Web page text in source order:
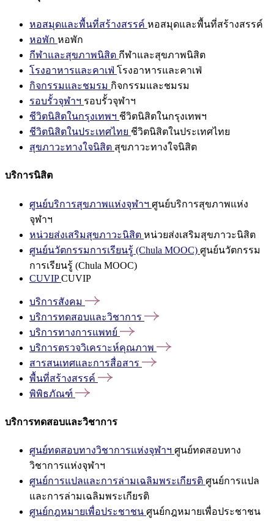
หอสมุดและพื้นที่สร้างสรรค์ หอสมุดและพื้นที่สร้างสรรค์
หอพัก หอพัก
กีฬาและสุขภาพนิสิต กีฬาและสุขภาพนิสิต
โรงอาหารและคาเฟ่ โรงอาหารและคาเฟ่
กิจกรรมและชมรม กิจกรรมและชมรม
รอบรั้วจุฬาฯ รอบรั้วจุฬาฯ
ชีวิตนิสิตในกรุงเทพฯ ชีวิตนิสิตในกรุงเทพฯ
ชีวิตนิสิตในประเทศไทย ชีวิตนิสิตในประเทศไทย
สุขภาวะทางใจนิสิต สุขภาวะทางใจนิสิต
บริการนิสิต
ศูนย์บริการสุขภาพแห่งจุฬาฯ ศูนย์บริการสุขภาพแห่ง
จุฬาฯ
หน่วยส่งเสริมสุขภาวะนิสิต หน่วยส่งเสริมสุขภาวะนิสิต
ศูนย์นวัตกรรมการเรียนรู้ (Chula MOOC) ศูนย์นวัตกรรม
การเรียนรู้ (Chula MOOC)
CUVIPCUVIP
บริการสังคม
บริการทดสอบและวิชาการ
บริการทางการแพทย์
บริการตรวจวิเคราะห์คุณภาพ
สารสนเทศและการสื่อสาร
พื้นที่สร้างสรรค์
พิพิธภัณฑ์
บริการทดสอบและวิชาการ
ศูนย์ทดสอบทางวิชาการแห่งจุฬาฯ ศูนย์ทดสอบทาง
วิชาการแห่งจุฬาฯ
ศูนย์การแปลและการล่ามเฉลิมพระเกียรติ ศูนย์การแปล
และการล่ามเฉลิมพระเกียรติ
ศูนย์กฎหมายเพื่อประชาชน ศูนย์กฎหมายเพื่อประชาชน